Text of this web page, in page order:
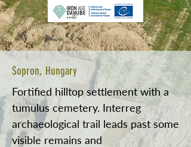
Sopron, Hungary
Fortified hilltop settlement with a
tumulus cemetery. Interreg
archaeological trail leads past some
visible remains and